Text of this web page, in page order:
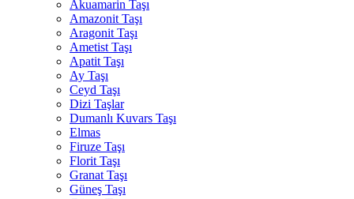
Akuamarin Taşı
Amazonit Taşı
Aragonit Taşı
Ametist Taşı
Apatit Taşı
Ay Taşı
Ceyd Taşı
Dizi Taşlar
Dumanlı Kuvars Taşı
Elmas
Firuze Taşı
Florit Taşı
Granat Taşı
Güneş Taşı